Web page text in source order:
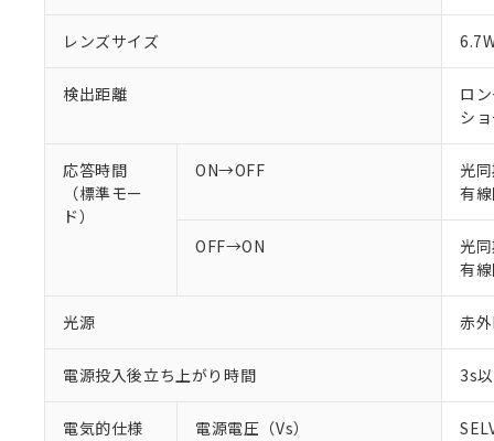
レンズサイズ
検出距離
ロ
シ
応答時間
（標準モー
ド）
ON→OFF
光
有
OFF→ON
光
有
光源 赤
電源投入後立ち上がり時間 3s
電気的仕様 電源電圧（Vs）